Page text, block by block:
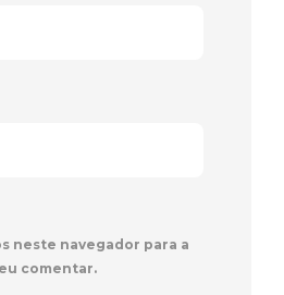
neste navegador para a
comentar.